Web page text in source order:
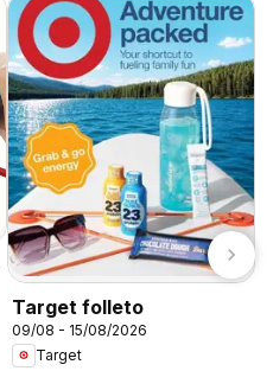
Target folleto
09/08 - 15/08/2026
Target